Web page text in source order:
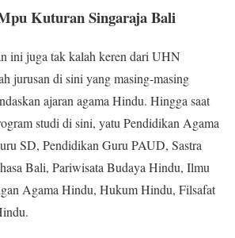
Kuturan Singaraja Bali
ini juga tak kalah keren dari UHN
jurusan di sini yang masing-masing
ajaran agama Hindu. Hingga saat
studi di sini, yatu Pendidikan Agama
SD, Pendidikan Guru PAUD, Sastra
Bali, Pariwisata Budaya Hindu, Ilmu
Agama Hindu, Hukum Hindu, Filsafat